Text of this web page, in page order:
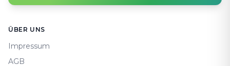
ÜBER UNS
Impressum
AGB